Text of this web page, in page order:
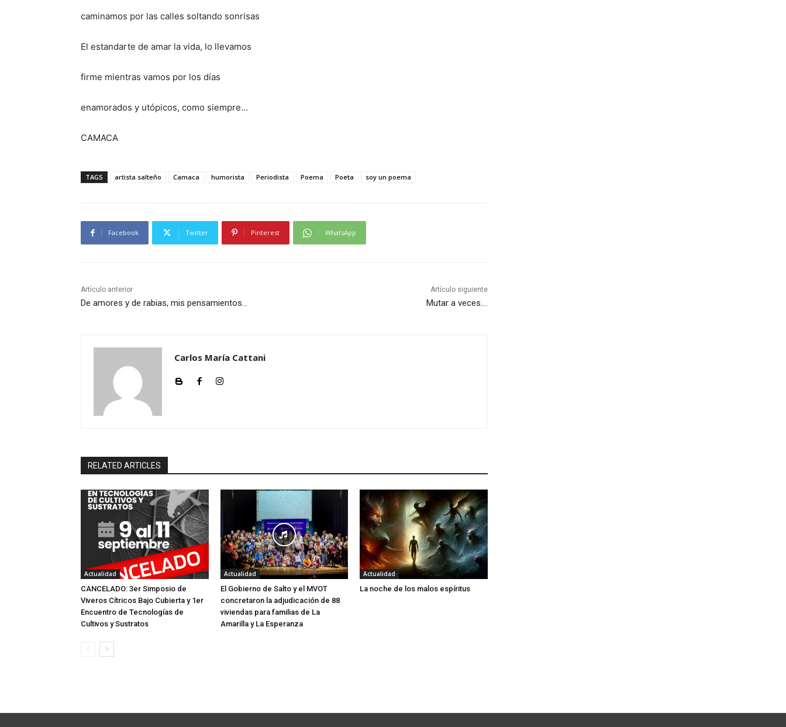
caminamos por las calles soltando sonrisas
El estandarte de amar la vida, lo llevamos
firme mientras vamos por los días
enamorados y utópicos, como siempre…
CAMACA
TAGS artista salteño Camaca humorista Periodista Poema Poeta soy un poema
Facebook Twitter Pinterest WhatsApp
Artículo anterior
De amores y de rabias, mis pensamientos…
Artículo siguiente
Mutar a veces….
Carlos María Cattani
RELATED ARTICLES
Actualidad
CANCELADO: 3er Simposio de
Viveros Cítricos Bajo Cubierta y 1er
Encuentro de Tecnologías de
Cultivos y Sustratos
Actualidad
El Gobierno de Salto y el MVOT
concretaron la adjudicación de 88
viviendas para familias de La
Amarilla y La Esperanza
Actualidad
La noche de los malos espíritus